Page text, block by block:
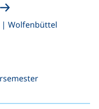
| Wolfenbüttel